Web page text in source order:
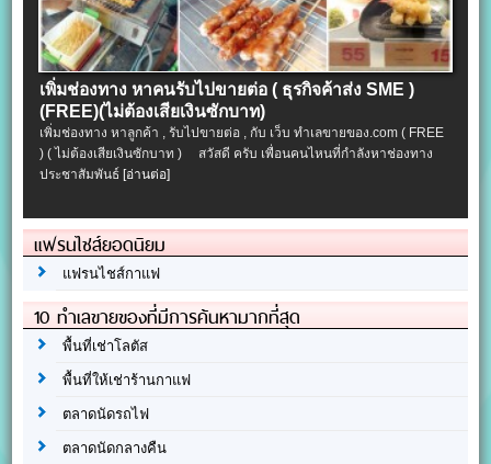
เพิ่มช่องทาง หาคนรับไปขายต่อ ( ธุรกิจค้าส่ง SME )
(FREE)(ไม่ต้องเสียเงินซักบาท)
เพิ่มช่องทาง หาลูกค้า , รับไปขายต่อ , กับ เว็บ ทำเลขายของ.com ( FREE
) ( ไม่ต้องเสียเงินซักบาท ) สวัสดี ครับ เพื่อนคนไหนที่กำลังหาช่องทาง
ประชาสัมพันธ์[อ่านต่อ]
แฟรนไชส์ยอดนิยม
แฟรนไชส์กาแฟ
10 ทำเลขายของที่มีการค้นหามากที่สุด
พื้นที่เช่าโลตัส
พื้นที่ให้เช่าร้านกาแฟ
ตลาดนัดรถไฟ
ตลาดนัดกลางคืน